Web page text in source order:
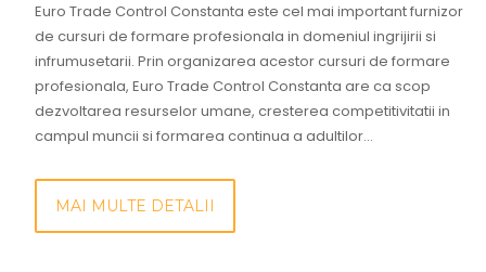
Euro Trade Control Constanta este cel mai important furnizor
de cursuri de formare profesionala in domeniul ingrijirii si
infrumusetarii. Prin organizarea acestor cursuri de formare
profesionala, Euro Trade Control Constanta are ca scop
dezvoltarea resurselor umane, cresterea competitivitatii in
campul muncii si formarea continua a adultilor...
MAI MULTE DETALII